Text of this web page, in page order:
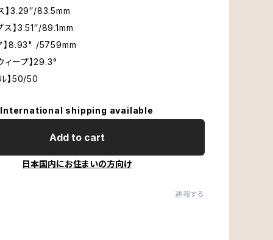
】3.29″/83.5mm
ス】3.51″/89.1mm
】8.93" /5759mm
ィープ】29.3°
】50/50
International shipping available
Add to cart
日本国内にお住まいの方向け
通報する